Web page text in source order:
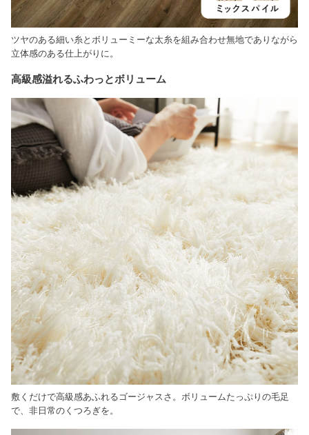
ツヤのある細い糸とボリューミーな太糸を組み合わせ無地でありながら
立体感のある仕上がりに。
高級感溢れるふわっとボリューム
敷くだけで高級感あふれるゴージャスさ。ボリュームたっぷりの毛足
で、非日常のくつろぎを。